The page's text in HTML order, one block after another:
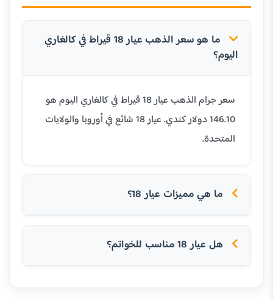
ما هو سعر الذهب عيار 18 قيراط في كالغاري
اليوم؟
سعر جرام الذهب عيار 18 قيراط في كالغاري اليوم هو
146.10 دولار كندي. عيار 18 شائع في أوروبا والولايات
المتحدة.
ما هي مميزات عيار 18؟
هل عيار 18 مناسب للخواتم؟